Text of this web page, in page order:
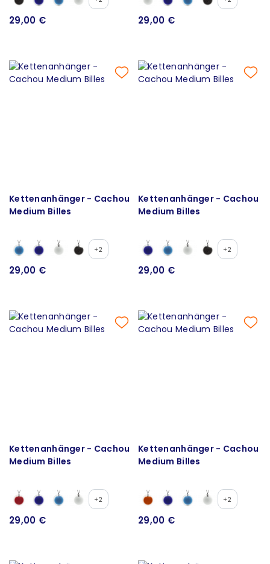
29,00 € 29,00 €
Kettenanhänger - Cachou
Medium Billes
+2
29,00 €
Kettenanhänger - Cachou
Medium Billes
+2
29,00 €
Kettenanhänger - Cachou
Medium Billes
+2
29,00 €
Kettenanhänger - Cachou
Medium Billes
+2
29,00 €